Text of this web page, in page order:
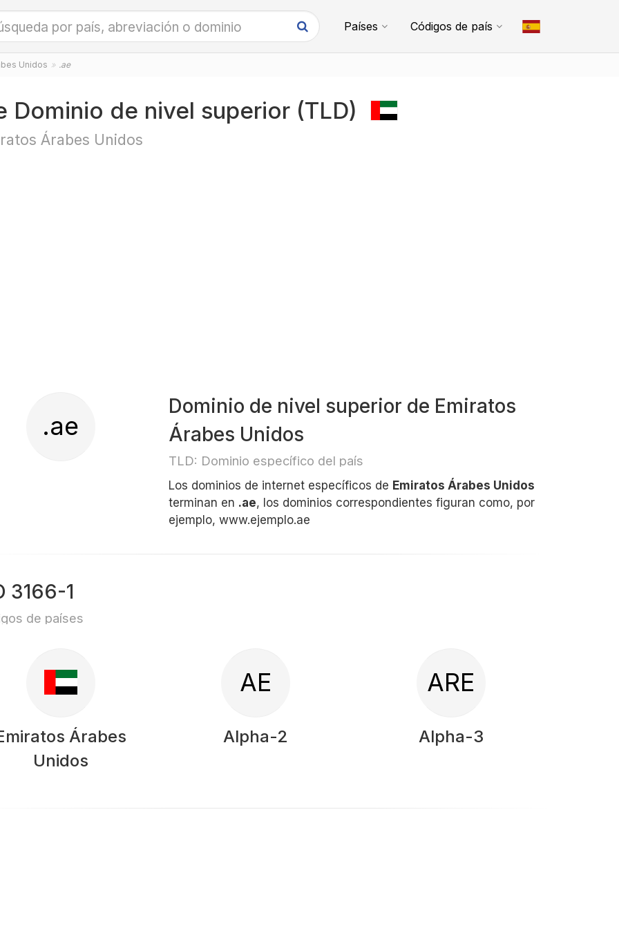
Países Códigos de país
Unidos .ae
Dominio de nivel superior (TLD)
Árabes Unidos
.ae
Dominio de nivel superior de Emiratos
Árabes Unidos
TLD: Dominio específico del país
Los dominios de internet específicos de Emiratos Árabes Unidos
terminan en .ae, los dominios correspondientes figuran como, por
ejemplo, www.ejemplo.ae
3166-1
de países
Árabes
Unidos
AE
Alpha-2
ARE
Alpha-3